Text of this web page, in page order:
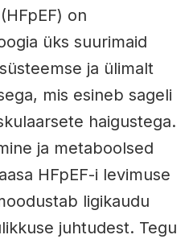
on
üks suurimaid
ja ülimalt
mis esineb sageli
haigustega.
ja metaboolsed
HFpEF-i levimuse
ligikaudu
juhtudest. Tegu